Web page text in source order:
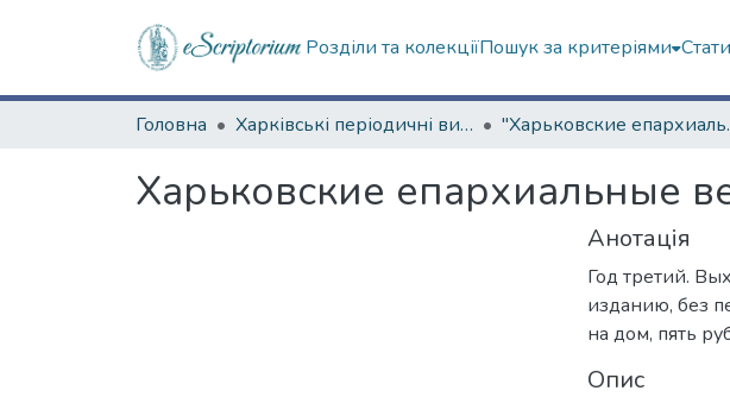
Розділи та колекціїПошук за критеріями
Головна Харківські періодичні видання
Харьковские епархиальные
Анотація
Год третий.
изданию, без
на дом, пять
Опис